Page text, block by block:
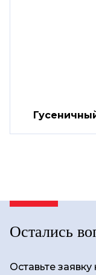
Остались
Оставьте